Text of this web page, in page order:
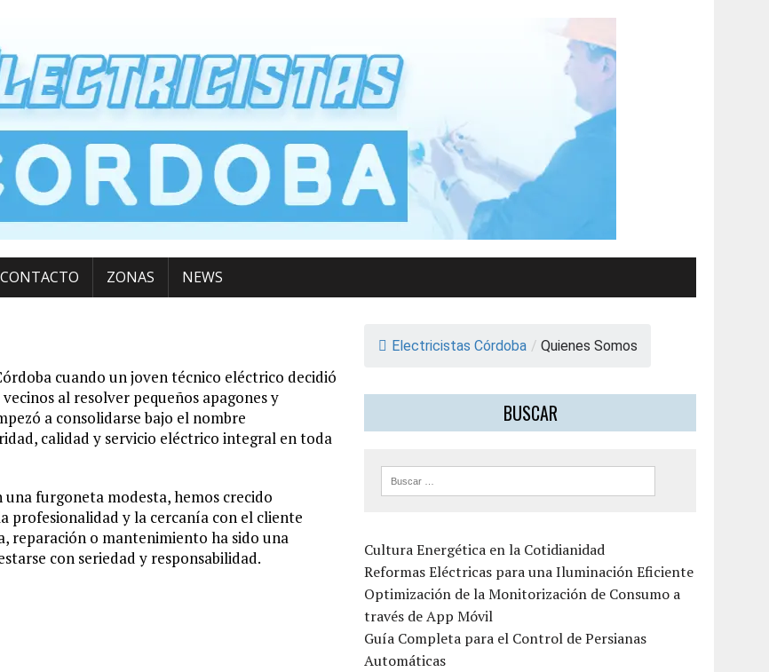
CONTACTO ZONAS NEWS
cuando un joven técnico eléctrico decidió
al resolver pequeños apagones y
a consolidarse bajo el nombre
calidad y servicio eléctrico integral en toda
furgoneta modesta, hemos crecido
profesionalidad y la cercanía con el cliente
reparación o mantenimiento ha sido una
con seriedad y responsabilidad.
Electricistas Córdoba / Quienes Somos
BUSCAR
Cultura Energética en la Cotidianidad
Reformas Eléctricas para una Iluminación Eficiente
Optimización de la Monitorización de Consumo a
través de App Móvil
Guía Completa para el Control de Persianas
Automáticas